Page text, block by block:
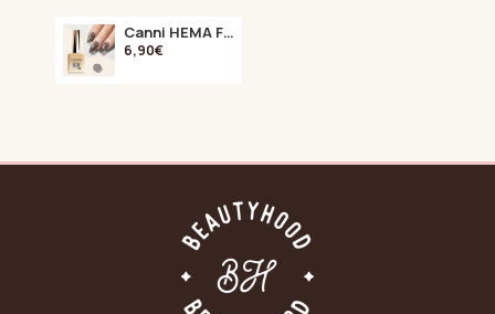
Canni HEMA FREE 9070 9ml
6,90€